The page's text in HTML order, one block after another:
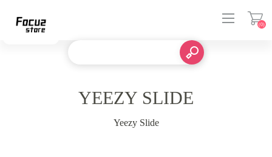
(0)
YEEZY SLIDE
Yeezy Slide